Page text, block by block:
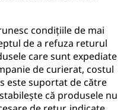
condițiile de mai
de a refuza returul
care sunt expediate
de curierat, costul
este suportat de către
că produsele nu